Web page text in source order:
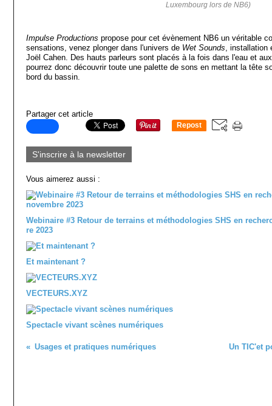
Luxembourg lors de NB6)
Impulse Productions propose pour cet évènement NB6 un véritable
sensations, venez plonger dans l'univers de Wet Sounds, installation
Joël Cahen. Des hauts parleurs sont placés à la fois dans l'eau et
pourrez donc découvrir toute une palette de sons en mettant la tête
bord du bassin.
Partager cet article
Repost
S'inscrire à la newsletter
Vous aimerez aussi :
Webinaire #3 Retour de terrains et méthodologies SHS en
re 2023
Et maintenant ?
VECTEURS.XYZ
Spectacle vivant scènes numériques
Usages et pratiques numériques Un TIC'et